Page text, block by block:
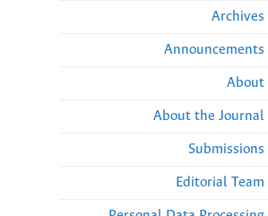
Archives
Announcements
About
About the Journal
Submissions
Editorial Team